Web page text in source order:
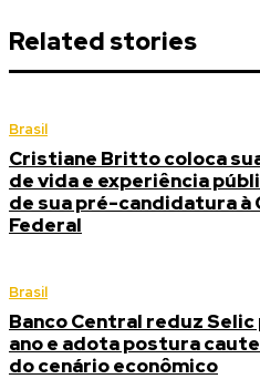
Related stories
Brasil
Cristiane Britto coloca
de vida e experiência
de sua pré-candidatura à
Federal
Brasil
Banco Central reduz Selic
ano e adota postura
do cenário econômico